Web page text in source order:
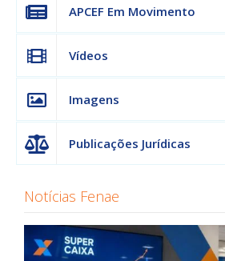
APCEF Em Movimento
Vídeos
Imagens
Publicações Jurídicas
Notícias Fenae